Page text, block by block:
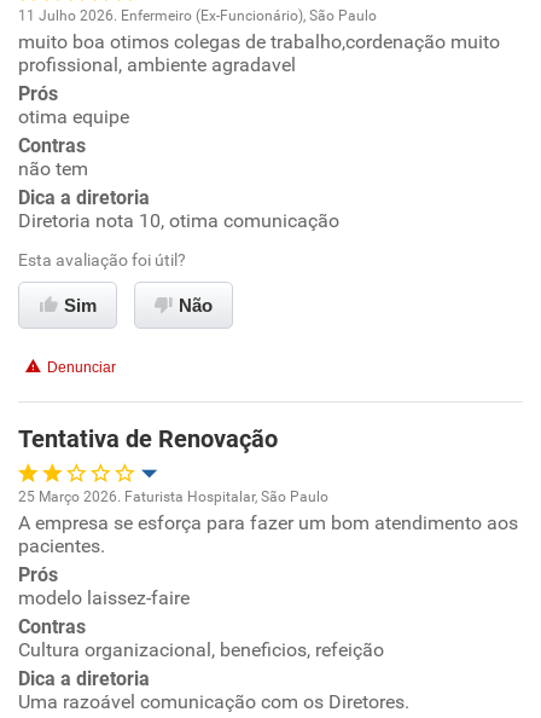
Oportunidade de promoção
Ambiente de trabalho
Conciliação com a vida familiar
Benefícios
Recomenda esta empresa
Recomenda a diretoria
11 Julho 2026. Enfermeiro (Ex-Funcionário), São Paulo
muito boa otimos colegas de trabalho,cordenação muito
profissional, ambiente agradavel
Prós
otima equipe
Contras
não tem
Dica a diretoria
Diretoria nota 10, otima comunicação
Esta avaliação foi útil?
Sim Não
Denunciar
Tentativa de Renovação
Oportunidade de promoção
Ambiente de trabalho
Conciliação com a vida familiar
Benefícios
25 Março 2026. Faturista Hospitalar, São Paulo
A empresa se esforça para fazer um bom atendimento aos
pacientes.
Prós
modelo laissez-faire
Contras
Cultura organizacional, beneficios, refeição
Dica a diretoria
Uma razoável comunicação com os Diretores.